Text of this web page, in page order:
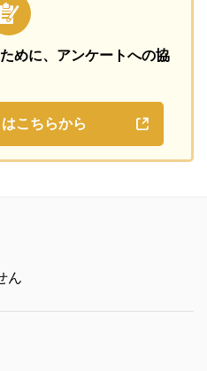
めに、 アンケートへの協
こちらから
ん